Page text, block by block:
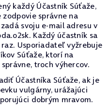
každý Účastník Súťaže,
správne na
svoju e-mail adresu v
Každý účastník sa
Usporiadateľ vyžrebuje
Súťaže, ktorí na
troch výhercov.
Účastníka Súťaže, ak je
vulgárny, urážajúci
dobrým mravom.